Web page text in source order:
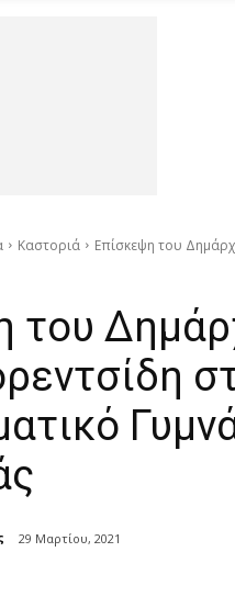
Καστοριά Επίσκεψη του
του
29 Μαρτίου, 2021